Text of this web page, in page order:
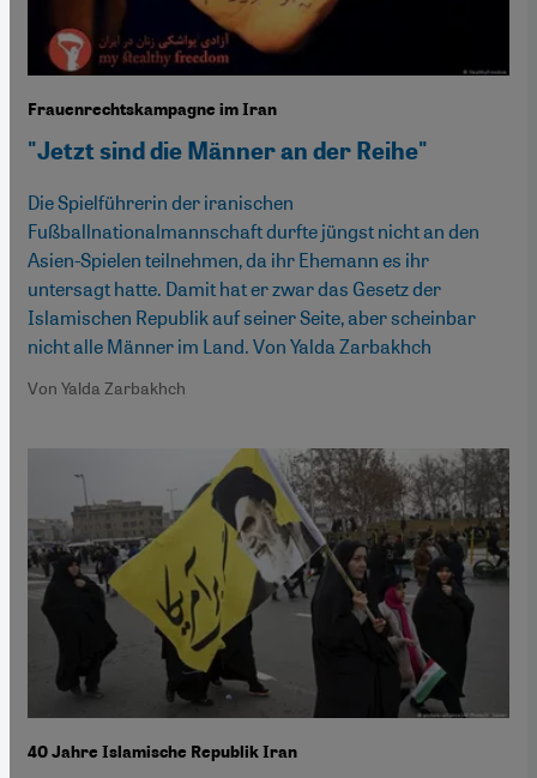
Frauenrechtskampagne im Iran
"Jetzt sind die Männer an der Reihe"
Die Spielführerin der iranischen
Fußballnationalmannschaft durfte jüngst nicht an den
Asien-Spielen teilnehmen, da ihr Ehemann es ihr
untersagt hatte. Damit hat er zwar das Gesetz der
Islamischen Republik auf seiner Seite, aber scheinbar
nicht alle Männer im Land. Von Yalda Zarbakhch
Von Yalda Zarbakhch
40 Jahre Islamische Republik Iran